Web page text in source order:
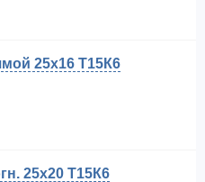
25х16 Т15К6
25х20 Т15К6